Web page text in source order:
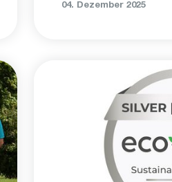
04. Dezember 2025